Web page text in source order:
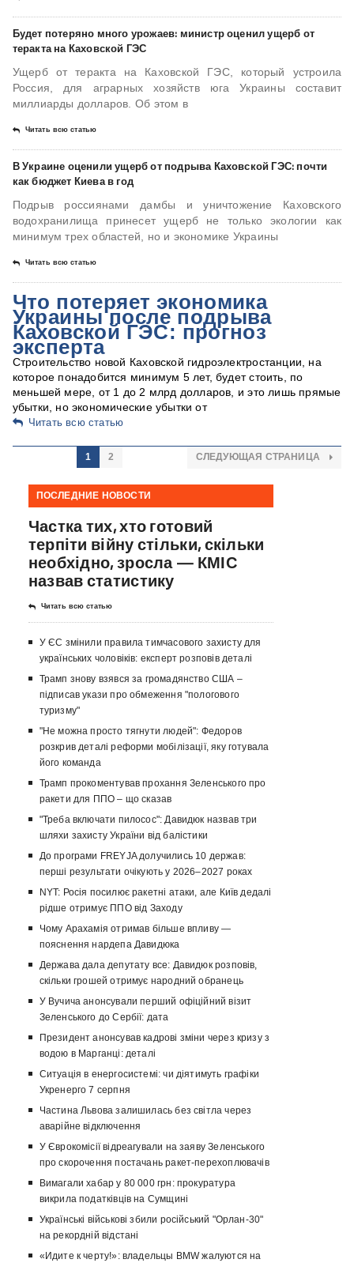
Будет потеряно много урожаев: министр оценил ущерб от
теракта на Каховской ГЭС
Ущерб от теракта на Каховской ГЭС, который устроила
Россия, для аграрных хозяйств юга Украины составит
миллиарды долларов. Об этом в
Читать всю статью
В Украине оценили ущерб от подрыва Каховской ГЭС: почти
как бюджет Киева в год
Подрыв россиянами дамбы и уничтожение Каховского
водохранилища принесет ущерб не только экологии как
минимум трех областей, но и экономике Украины
Читать всю статью
Что потеряет экономика
Украины после подрыва
Каховской ГЭС: прогноз
эксперта
Строительство новой Каховской гидроэлектростанции, на
которое понадобится минимум 5 лет, будет стоить, по
меньшей мере, от 1 до 2 млрд долларов, и это лишь прямые
убытки, но экономические убытки от
Читать всю статью
1 2 СЛЕДУЮЩАЯ СТРАНИЦА
ПОСЛЕДНИЕ НОВОСТИ
Частка тих, хто готовий
терпіти війну стільки, скільки
необхідно, зросла — КМІС
назвав статистику
Читать всю статью
У ЄС змінили правила тимчасового захисту для
українських чоловіків: експерт розповів деталі
Трамп знову взявся за громадянство США –
підписав укази про обмеження "пологового
туризму"
"Не можна просто тягнути людей": Федоров
розкрив деталі реформи мобілізації, яку готувала
його команда
Трамп прокоментував прохання Зеленського про
ракети для ППО – що сказав
"Треба включати пилосос": Давидюк назвав три
шляхи захисту України від балістики
До програми FREYJA долучились 10 держав:
перші результати очікують у 2026–2027 роках
NYT: Росія посилює ракетні атаки, але Київ дедалі
рідше отримує ППО від Заходу
Чому Арахамія отримав більше впливу —
пояснення нардепа Давидюка
Держава дала депутату все: Давидюк розповів,
скільки грошей отримує народний обранець
У Вучича анонсували перший офіційний візит
Зеленського до Сербії: дата
Президент анонсував кадрові зміни через кризу з
водою в Марганці: деталі
Ситуація в енергосистемі: чи діятимуть графіки
Укренерго 7 серпня
Частина Львова залишилась без світла через
аварійне відключення
У Єврокомісії відреагували на заяву Зеленського
про скорочення постачань ракет-перехоплювачів
Вимагали хабар у 80 000 грн: прокуратура
викрила податківців на Сумщині
Українські військові збили російський "Орлан-30"
на рекордній відстані
«Идите к черту!»: владельцы BMW жалуются на